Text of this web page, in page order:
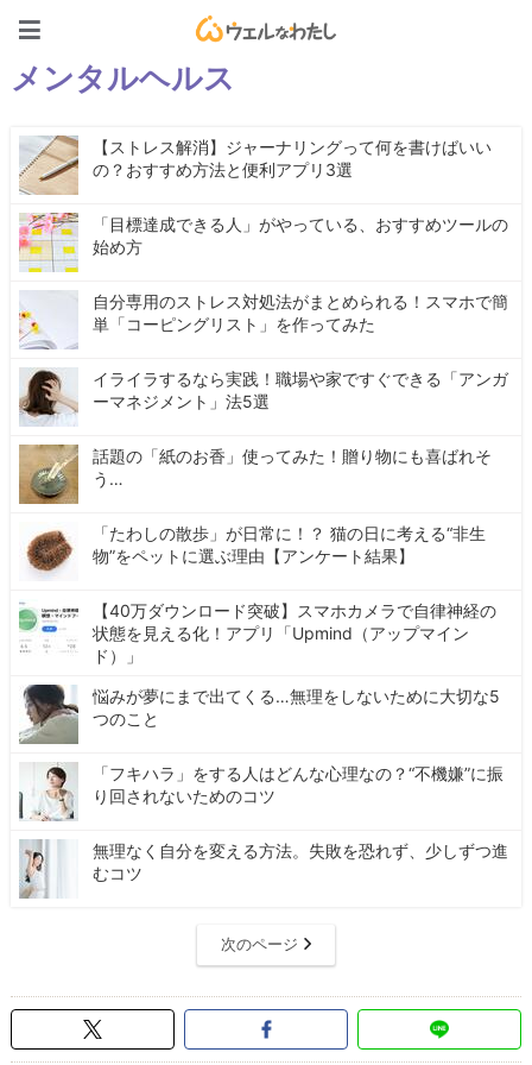
メンタルヘルス
【ストレス解消】ジャーナリングって何を書けばいい
の？おすすめ方法と便利アプリ3選
「目標達成できる人」がやっている、おすすめツールの
始め方
自分専用のストレス対処法がまとめられる！スマホで簡
単「コーピングリスト」を作ってみた
イライラするなら実践！職場や家ですぐできる「アンガ
ーマネジメント」法5選
話題の「紙のお香」使ってみた！贈り物にも喜ばれそ
う…
「たわしの散歩」が日常に！？ 猫の日に考える“非生
物”をペットに選ぶ理由【アンケート結果】
【40万ダウンロード突破】スマホカメラで自律神経の
状態を見える化！アプリ「Upmind（アップマイン
ド）」
悩みが夢にまで出てくる…無理をしないために大切な5
つのこと
「フキハラ」をする人はどんな心理なの？“不機嫌”に振
り回されないためのコツ
無理なく自分を変える方法。失敗を恐れず、少しずつ進
むコツ
次のページ